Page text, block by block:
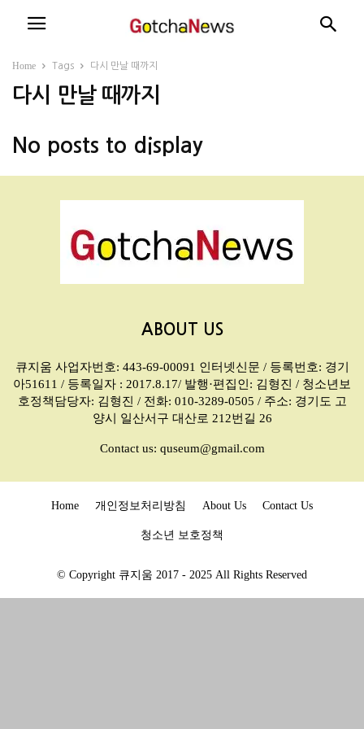
Home Tags 다시 만날 때까지
다시 만날 때까지
No posts to display
ABOUT US
큐지움 사업자번호: 443-69-00091 인터넷신문 / 등록번호: 경기
아51611 / 등록일자 : 2017.8.17/ 발행·편집인: 김형진 / 청소년보
호정책담당자: 김형진 / 전화: 010-3289-0505 / 주소: 경기도 고
양시 일산서구 대산로 212번길 26
Contact us: quseum@gmail.com
Home 개인정보처리방침 About Us Contact Us
청소년 보호정책
© Copyright 큐지움 2017 - 2025 All Rights Reserved